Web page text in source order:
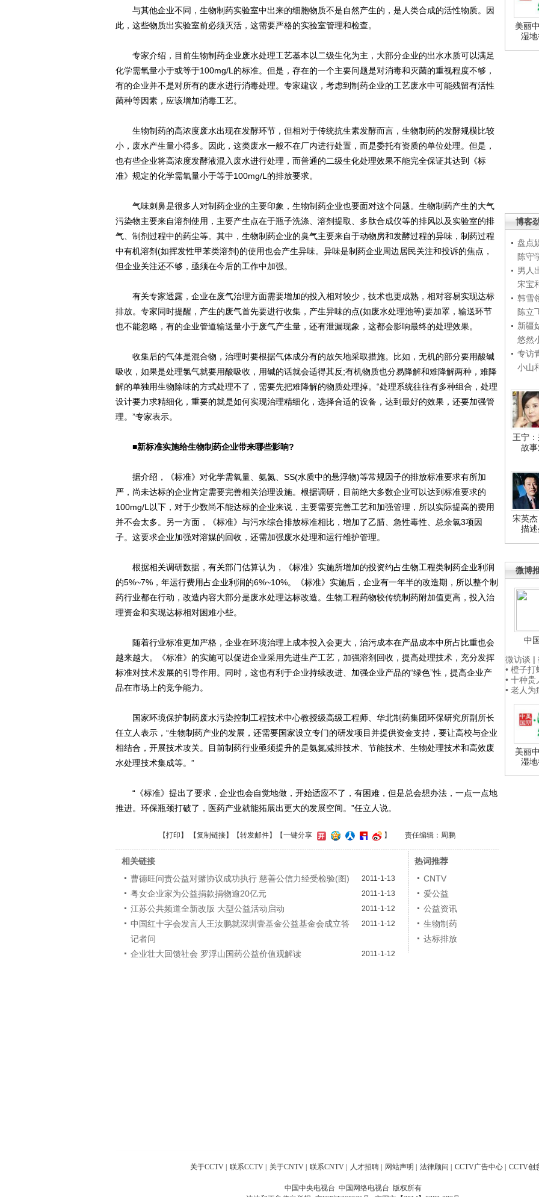
美丽
湿
博客
盘点
陈守
男人
宋宝
韩雪
陈立
新疆
悠然
专访
小山
王宁
故
宋英杰
描
微博
中
微访谈 |
• 橙子打
• 十种
• 老人
美丽
湿
与其他企业不同，生物制药实验室中出来的细胞物质不是自然产生的，是人类合成的活性物质。因
此，这些物质出实验室前必须灭活，这需要严格的实验室管理和检查。
专家介绍，目前生物制药企业废水处理工艺基本以二级生化为主，大部分企业的出水水质可以满足
化学需氧量小于或等于100mg/L的标准。但是，存在的一个主要问题是对消毒和灭菌的重视程度不够，
有的企业并不是对所有的废水进行消毒处理。专家建议，考虑到制药企业的工艺废水中可能残留有活性
菌种等因素，应该增加消毒工艺。
生物制药的高浓度废水出现在发酵环节，但相对于传统抗生素发酵而言，生物制药的发酵规模比较
小，废水产生量小得多。因此，这类废水一般不在厂内进行处置，而是委托有资质的单位处理。但是，
也有些企业将高浓度发酵液混入废水进行处理，而普通的二级生化处理效果不能完全保证其达到《标
准》规定的化学需氧量小于等于100mg/L的排放要求。
气味刺鼻是很多人对制药企业的主要印象，生物制药企业也要面对这个问题。生物制药产生的大气
污染物主要来自溶剂使用，主要产生点在于瓶子洗涤、溶剂提取、多肽合成仪等的排风以及实验室的排
气、制剂过程中的药尘等。其中，生物制药企业的臭气主要来自于动物房和发酵过程的异味，制药过程
中有机溶剂(如挥发性甲苯类溶剂)的使用也会产生异味。异味是制药企业周边居民关注和投诉的焦点，
但企业关注还不够，亟须在今后的工作中加强。
有关专家透露，企业在废气治理方面需要增加的投入相对较少，技术也更成熟，相对容易实现达标
排放。专家同时提醒，产生的废气首先要进行收集，产生异味的点(如废水处理池等)要加罩，输送环节
也不能忽略，有的企业管道输送量小于废气产生量，还有泄漏现象，这都会影响最终的处理效果。
收集后的气体是混合物，治理时要根据气体成分有的放矢地采取措施。比如，无机的部分要用酸碱
吸收，如果是处理氯气就要用酸吸收，用碱的话就会适得其反;有机物质也分易降解和难降解两种，难降
解的单独用生物除味的方式处理不了，需要先把难降解的物质处理掉。“处理系统往往有多种组合，处理
设计要力求精细化，重要的就是如何实现治理精细化，选择合适的设备，达到最好的效果，还要加强管
理。”专家表示。
■新标准实施给生物制药企业带来哪些影响?
据介绍，《标准》对化学需氧量、氨氮、SS(水质中的悬浮物)等常规因子的排放标准要求有所加
严，尚未达标的企业肯定需要完善相关治理设施。根据调研，目前绝大多数企业可以达到标准要求的
100mg/L以下，对于少数尚不能达标的企业来说，主要需要完善工艺和加强管理，所以实际提高的费用
并不会太多。另一方面，《标准》与污水综合排放标准相比，增加了乙腈、急性毒性、总余氯3项因
子。这要求企业加强对溶媒的回收，还需加强废水处理和运行维护管理。
根据相关调研数据，有关部门估算认为，《标准》实施所增加的投资约占生物工程类制药企业利润
的5%~7%，年运行费用占企业利润的6%~10%。《标准》实施后，企业有一年半的改造期，所以整个制
药行业都在行动，改造内容大部分是废水处理达标改造。生物工程药物较传统制药附加值更高，投入治
理资金和实现达标相对困难小些。
随着行业标准更加严格，企业在环境治理上成本投入会更大，治污成本在产品成本中所占比重也会
越来越大。《标准》的实施可以促进企业采用先进生产工艺，加强溶剂回收，提高处理技术，充分发挥
标准对技术发展的引导作用。同时，这也有利于企业持续改进、加强企业产品的“绿色”性，提高企业产
品在市场上的竞争能力。
国家环境保护制药废水污染控制工程技术中心教授级高级工程师、华北制药集团环保研究所副所长
任立人表示，“生物制药产业的发展，还需要国家设立专门的研发项目并提供资金支持，要让高校与企业
相结合，开展技术攻关。目前制药行业亟须提升的是氨氮减排技术、节能技术、生物处理技术和高效废
水处理技术集成等。”
“《标准》提出了要求，企业也会自觉地做，开始适应不了，有困难，但是总会想办法，一点一点地
推进。环保瓶颈打破了，医药产业就能拓展出更大的发展空间。”任立人说。
【打印 】 【复制链接】【转发邮件】 【一键分享 】 责任编辑：周鹏
相关链接
曹德旺问责公益对赌协议成功执行 慈善公信力经受检验(图)
2011-1-13
粤女企业家为公益捐款捐物逾20亿元 2011-1-13
江苏公共频道全新改版 大型公益活动启动 2011-1-12
中国红十字会发言人王汝鹏就深圳壹基金公益基金会成立答
记者问
2011-1-12
企业壮大回馈社会 罗浮山国药公益价值观解读 2011-1-12
热词推荐
CNTV
爱公益
公益资讯
生物制药
达标排放
关于CCTV 联系CCTV 关于CNTV 联系CNTV 人才招聘 网站声明 法律顾问 CCTV广告中心 CCTV创
中国中央电视台 中国网络电视台 版权所有